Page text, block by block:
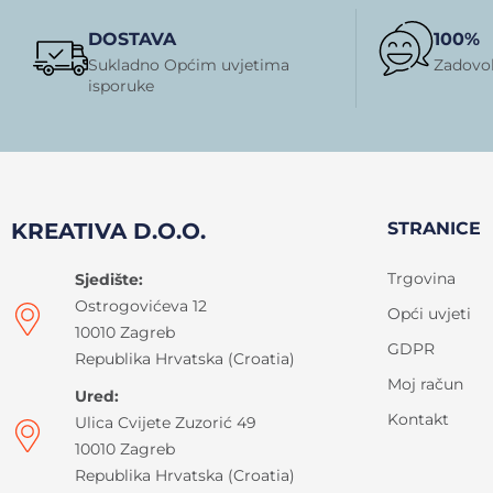
DOSTAVA
Sukladno Općim uvjetima
isporuke
100%
KREATIVA D.O.O.
Sjedište:
Ostrogovićeva 12
10010 Zagreb
Republika Hrvatska (Croatia)
Ured:
Ulica Cvijete Zuzorić 49
10010 Zagreb
Republika Hrvatska (Croatia)
STRANICE
Trgovina
Opći uvjeti
GDPR
Moj račun
Kontakt